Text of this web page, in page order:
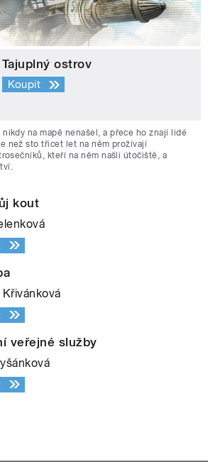
Tajuplný ostrov
Koupit
na mapě nenašel, a přece ho znají lidé
než sto třicet let na něm prožívají
kteří na něm našli útočiště, a
kout
Křivánková
veřejné služby